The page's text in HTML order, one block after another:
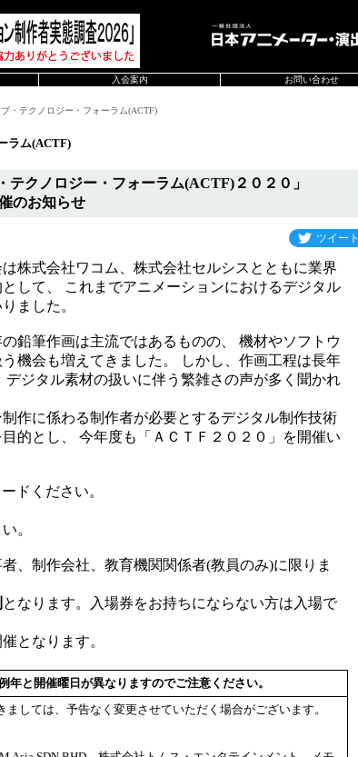
入会案内 お問い合わせ
・テクノロジー・フォーラム(ACTF)
ラム(ACTF)
テクノロジー・フォーラム(ACTF)２０２０」
のお知らせ
ツイート
株式会社ワコム、株式会社セルシスとともに業界
して、 これまでアニメーションにおけるデジタル
ました。
鉛筆作画は主流ではあるものの、 機材やソフトウ
機会も増えてきました。 しかし、作画工程は長年
ジタル素材の扱いに伴う繁雑さの声が多く聞かれ
作に係わる制作者が必要とするデジタル制作技術
的とし、 今年度も「ＡＣＴＦ２０２０」を開催い
ドください。
。
、制作会社、教育機関関係者(教員のみ)に限りま
となります。入場券をお持ちにならない方は入場で
となります。
年と開催曜日が異なりますのでご注意ください。
しては、予告なく変更させていただく場合がございます。